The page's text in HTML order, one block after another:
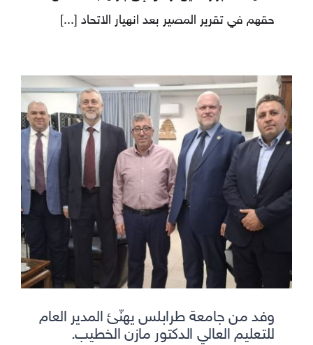
حقهم في تقرير المصير بعد انهيار الاتحاد [...]
وفد من جامعة طرابلس يهنّئ المدير العام
للتعليم العالي الدكتور مازن الخطيب.